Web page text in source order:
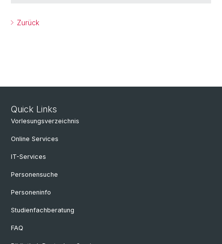
Zurück
Quick Links
Vorlesungsverzeichnis
Online Services
IT-Services
Personensuche
Personeninfo
Studienfachberatung
FAQ